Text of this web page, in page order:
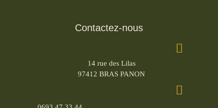
Contactez-nous
14 rue des Lilas
97412 BRAS PANON